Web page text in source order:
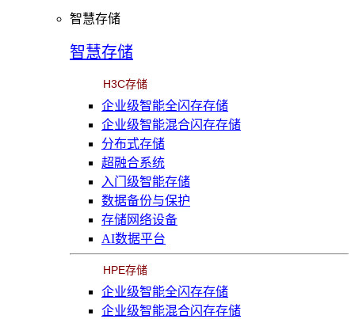
智慧存储
智慧存储
H3C存储
企业级智能全闪存存储
企业级智能混合闪存存储
分布式存储
超融合系统
入门级智能存储
数据备份与保护
存储网络设备
AI数据平台
HPE存储
企业级智能全闪存存储
企业级智能混合闪存存储